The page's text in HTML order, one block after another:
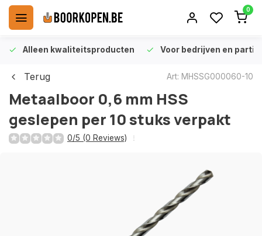
0
Alleen kwaliteitsproducten Voor bedrijven en
Terug Art: MHSSG000060-10
Metaalboor 0,6 mm HSS
geslepen per 10 stuks verpakt
0/5 (0 Reviews)